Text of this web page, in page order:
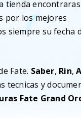
tienda encontraras
por los mejores
siempre su fecha
Fate. Saber, Rin,
tecnicas y
Fate Grand